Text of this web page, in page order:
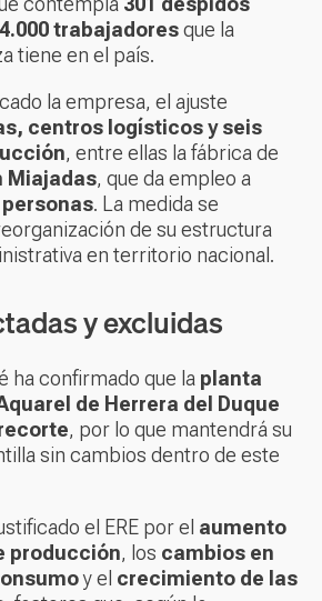
4.000 trabajadoresque la
tiene en el país.
la empresa, el ajuste
centros logísticos y seis
, entre ellas la fábrica de
Miajadas, que da empleo a
personas. La medida se
de su estructura
en territorio nacional.
y excluidas
ha confirmado que la planta
de Herrera del Duque
, por lo que mantendrá su
sin cambios dentro de este
el ERE por el aumento
producción, los cambios en
y el crecimiento de las